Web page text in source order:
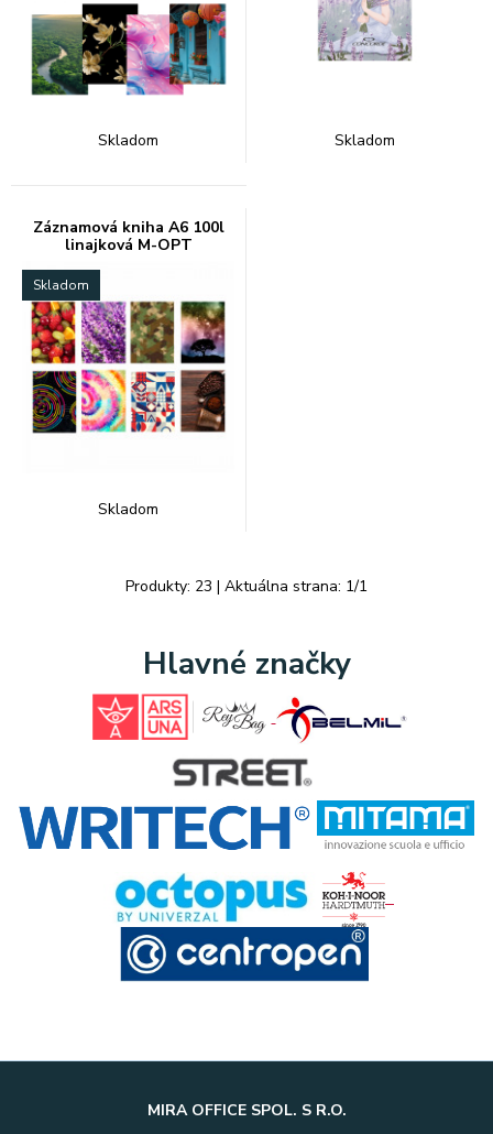
Skladom Skladom
Záznamová kniha A6 100l
linajková M-OPT
Skladom
Skladom
Produkty: 23 | Aktuálna strana: 1/1
Hlavné značky
MIRA OFFICE SPOL. S R.O.